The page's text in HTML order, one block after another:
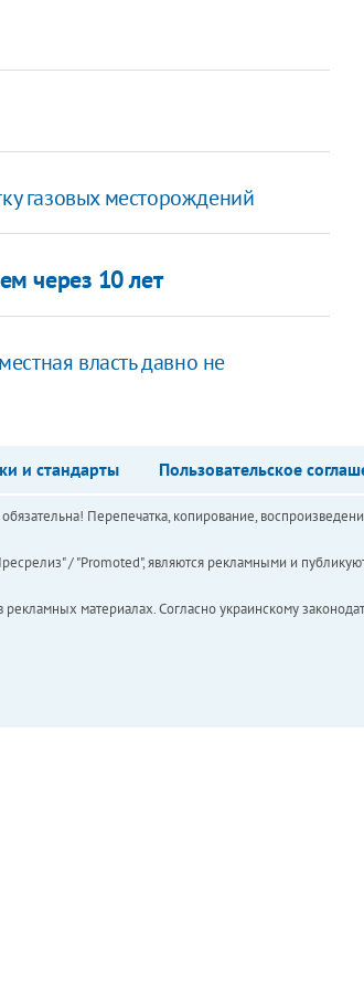
газовых месторождений
через 10 лет
власть давно не
и стандарты Пользовательское
Перепечатка, копирование,
/ "Promoted", являются рекламными и
материалах. Согласно украинскому